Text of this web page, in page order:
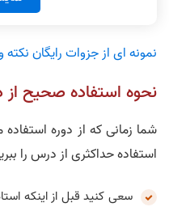
نمونه ای از جزوات رایگان
نحوه استفاده صحیح از
شما زمانی که از دوره استفاده
استفاده حداکثری از درس را
سعی کنید قبل از اینکه